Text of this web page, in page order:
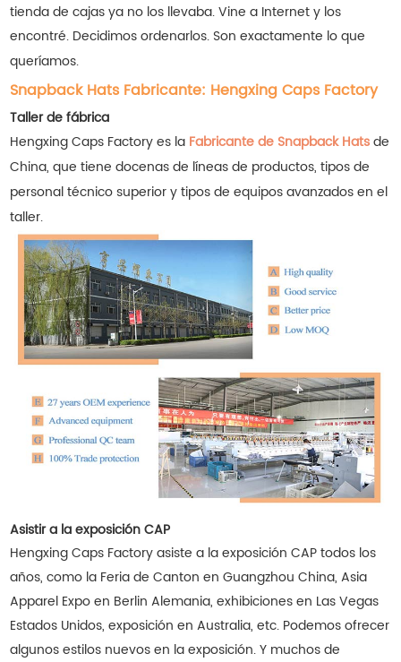
tienda de cajas ya no los llevaba. Vine a Internet y los
encontré. Decidimos ordenarlos. Son exactamente lo que
queríamos.
Snapback Hats Fabricante: Hengxing Caps Factory
Taller de fábrica
Hengxing Caps Factory es la Fabricante de Snapback Hatsde
China, que tiene docenas de líneas de productos, tipos de
personal técnico superior y tipos de equipos avanzados en el
taller.
Asistir a la exposición CAP
Hengxing Caps Factory asiste a la exposición CAP todos los
años, como la Feria de Canton en Guangzhou China, Asia
Apparel Expo en Berlin Alemania, exhibiciones en Las Vegas
Estados Unidos, exposición en Australia, etc. Podemos ofrecer
algunos estilos nuevos en la exposición. Y muchos de